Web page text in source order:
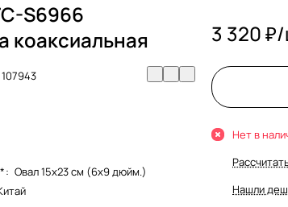
S6966
коаксиальная
107943
: Овал 15x23 см (6x9 дюйм.)
3 320 ₽/
Нет в
Нашли